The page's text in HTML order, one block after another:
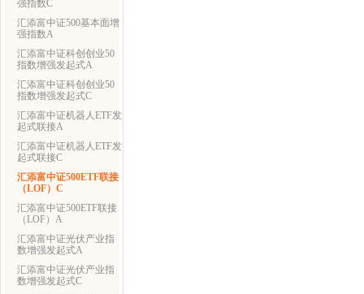
强指数C
汇添富中证500基本面增
强指数A
汇添富中证科创创业50
指数增强发起式A
汇添富中证科创创业50
指数增强发起式C
汇添富中证机器人ETF发
起式联接A
汇添富中证机器人ETF发
起式联接C
汇添富中证500ETF联接
（LOF）C
汇添富中证500ETF联接
（LOF）A
汇添富中证光伏产业指
数增强发起式A
汇添富中证光伏产业指
数增强发起式C